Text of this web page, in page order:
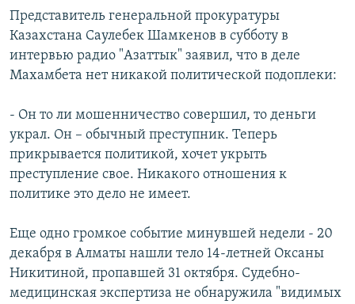
Представитель генеральной прокуратуры
Казахстана Саулебек Шамкенов в субботу в
интервью радио "Азаттык" заявил, что в деле
Махамбета нет никакой политической подоплеки:
- Он то ли мошенничество совершил, то деньги
украл. Он – обычный преступник. Теперь
прикрывается политикой, хочет укрыть
преступление свое. Никакого отношения к
политике это дело не имеет.
Еще одно громкое событие минувшей недели - 20
декабря в Алматы нашли тело 14-летней Оксаны
Никитиной, пропавшей 31 октября. Судебно-
медицинская экспертиза не обнаружила "видимых